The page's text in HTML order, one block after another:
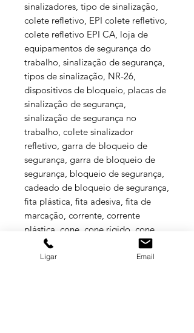
sinalizadores, tipo de sinalização,
colete refletivo, EPI colete refletivo,
colete refletivo EPI CA, loja de
equipamentos de segurança do
trabalho, sinalização de segurança,
tipos de sinalização, NR-26,
dispositivos de bloqueio, placas de
sinalização de segurança,
sinalização de segurança no
trabalho, colete sinalizador
refletivo, garra de bloqueio de
segurança, garra de bloqueio de
segurança, bloqueio de segurança,
cadeado de bloqueio de segurança,
fita plástica, fita adesiva, fita de
marcação, corrente, corrente
plástica, cone, cone rígido, cone
flexível, Balaska.
Ligar Email